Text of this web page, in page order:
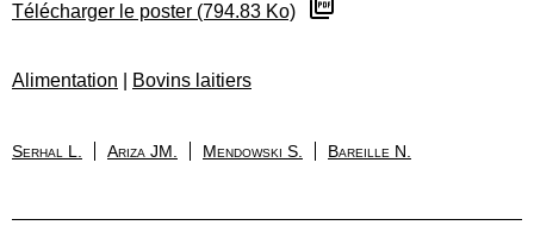
Télécharger le poster (794.83 Ko)
Alimentation Bovins laitiers
Serhal L. Ariza JM. Mendowski S. Bareille N.